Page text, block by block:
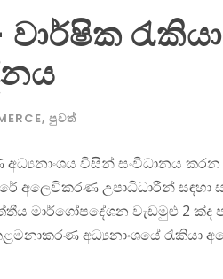
, පුවත්
විසින් සංවිධානය කරන ලද
අලෙවිකරණ උපාධිධාරීන් සඳහා
මාර්ගෝපදේශන වැඩමුළු 2 ක්ද
අධ්‍යනාංශයේ රැකියා